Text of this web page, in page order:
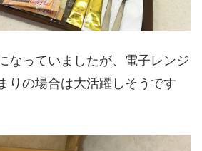
なっていましたが、電子レンジ
りの場合は大活躍しそうです